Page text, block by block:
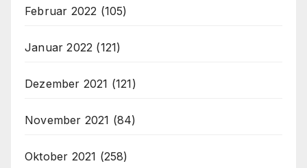
Februar 2022 (105)
Januar 2022 (121)
Dezember 2021 (121)
November 2021 (84)
Oktober 2021 (258)